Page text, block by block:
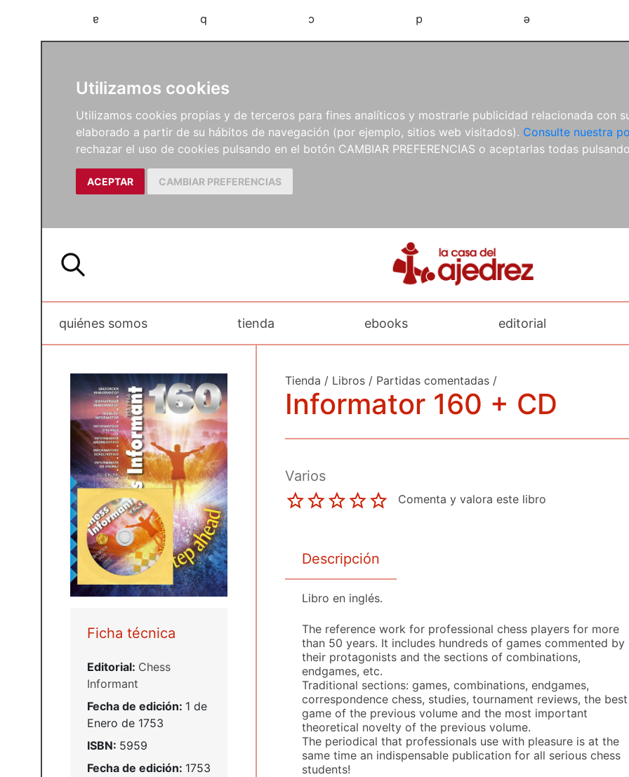
Utilizamos cookies
Utilizamos cookies propias y de terceros para fines analíticos y mostrarle publicidad relacionada con
elaborado a partir de su hábitos de navegación (por ejemplo, sitios web visitados). Consulte nuestra
rechazar el uso de cookies pulsando en el botón CAMBIAR PREFERENCIAS o aceptarlas todas
ACEPTAR CAMBIAR PREFERENCIAS
a b c d e
quiénes somos tienda ebooks editorial
Ficha técnica
Editorial: Chess
Informant
Fecha de edición: 1 de
Enero de 1753
ISBN: 5959
Fecha de edición: 1753
Tienda / Libros / Partidas comentadas /
Informator 160 + CD
Varios
Comenta y valora este libro
Descripción
Libro en inglés.
The reference work for professional chess players for more
than 50 years. It includes hundreds of games commented by
their protagonists and the sections of combinations,
endgames, etc.
Traditional sections: games, combinations, endgames,
correspondence chess, studies, tournament reviews, the best
game of the previous volume and the most important
theoretical novelty of the previous volume.
The periodical that professionals use with pleasure is at the
same time an indispensable publication for all serious chess
students!